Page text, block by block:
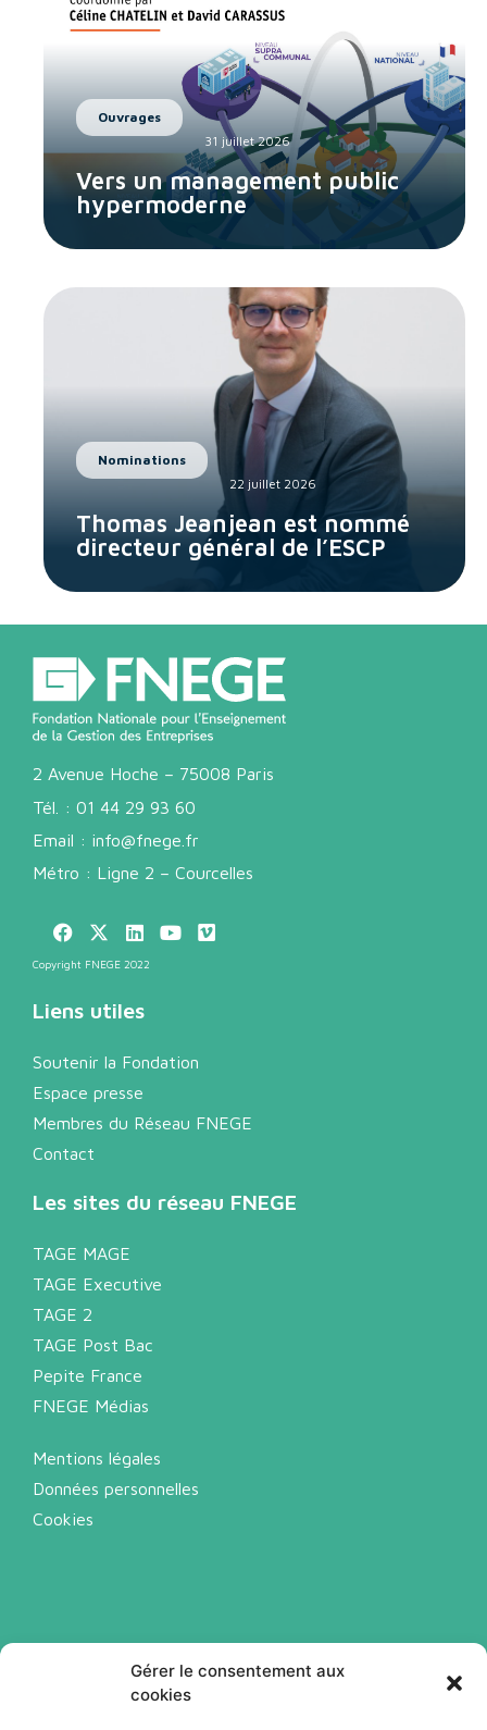
Gérer le consentement aux
cookies
Ouvrages
31 juillet 2026
Vers un management public
hypermoderne
Nominations
22 juillet 2026
Thomas Jeanjean est nommé
directeur général de l’ESCP
2 Avenue Hoche – 75008 Paris
Tél. : 01 44 29 93 60
Email : info@fnege.fr
Métro : Ligne 2 – Courcelles
Copyright FNEGE 2022
Liens utiles
Soutenir la Fondation
Espace presse
Membres du Réseau FNEGE
Contact
Les sites du réseau FNEGE
TAGE MAGE
TAGE Executive
TAGE 2
TAGE Post Bac
Pepite France
FNEGE Médias
Mentions légales
Données personnelles
Cookies